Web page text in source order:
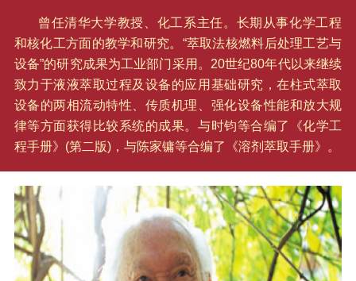
曾任清华大学教授、化工系主任。长期从事化学工程
和核化工方面的教学和研究。“萃取法核燃料后处理工艺与
设备”的研究成果为工业部门采用。20世纪80年代以来继续
致力于液液萃取过程及设备的应用基础研究，在柱式萃取
设备的两相流动特性、传质机理、强化设备性能和放大规
律等方面获得比较系统的成果。与时钧等合编了《化学工
程手册》(第二版)，与陈家镛等合编了《溶剂萃取手册》。